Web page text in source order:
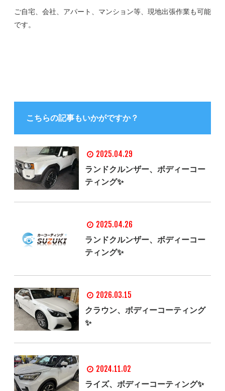
ご自宅、会社、アパート、マンション等、現地出張作業も可能
です。
こちらの記事もいかがですか？
2025.04.29
ランドクルンザー、ボディーコー
ティング✨
2025.04.26
ランドクルンザー、ボディーコー
ティング✨
2026.03.15
クラウン、ボディーコーティング
✨
2024.11.02
ライズ、ボディーコーティング✨